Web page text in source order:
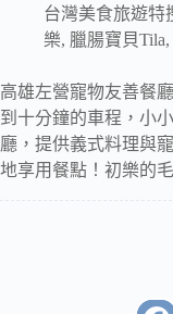
台灣美食旅遊特
樂, 臘腸寶貝Tila,
高雄左營寵物友善餐
到十分鐘的車程，小
廳，提供義式料理與
地享用餐點！初樂的